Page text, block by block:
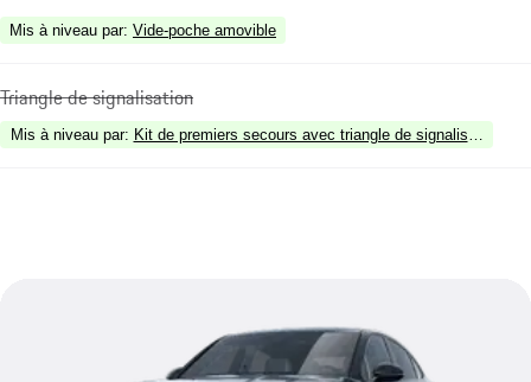
Mis à niveau par: Vide-poche amovible
Triangle de signalisation
Mis à niveau par: Kit de premiers secours avec triangle de signalisation